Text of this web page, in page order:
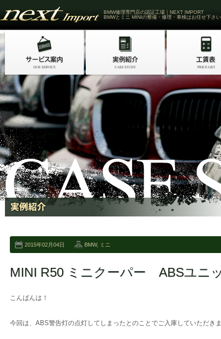
BMW修理専門店の認証工場｜NEXT IMPORT
BMWとミニ MINIの整備・修理・車検はお任せ下さい
2015年02月04日 BMW, ミニ
MINI R50 ミニクーパー ABSユニ
こんばんは！
今回は、ABS警告灯の点灯してしまったとのことでご入庫していただき